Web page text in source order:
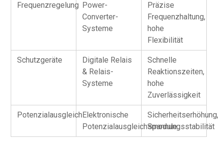
Frequenzregelung Power-
Converter-
Systeme
Präzise
Frequenzhaltung,
hohe
Flexibilität
Schutzgeräte
Digitale Relais
& Relais-
Systeme
Schnelle
Reaktionszeiten,
hohe
Zuverlässigkeit
PotenzialausgleichElektronische
PotenzialausgleichsmoduleSpannungsstabilität